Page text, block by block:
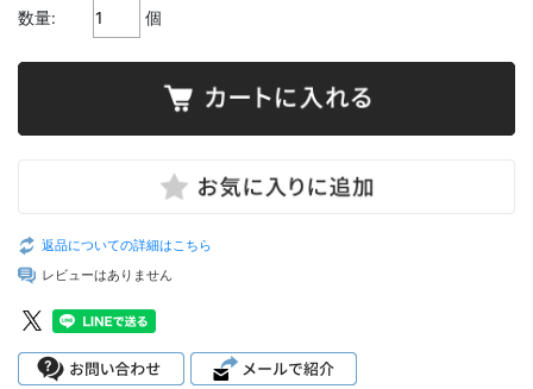
数量: 個
返品についての詳細はこちら
レビューはありません